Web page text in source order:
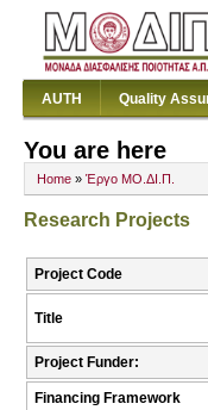
AUTH Quality
You are here
Home » Έργο ΜΟ.ΔΙ.Π.
Research Projects
Project Code
Title
Project Funder:
Financing Framework